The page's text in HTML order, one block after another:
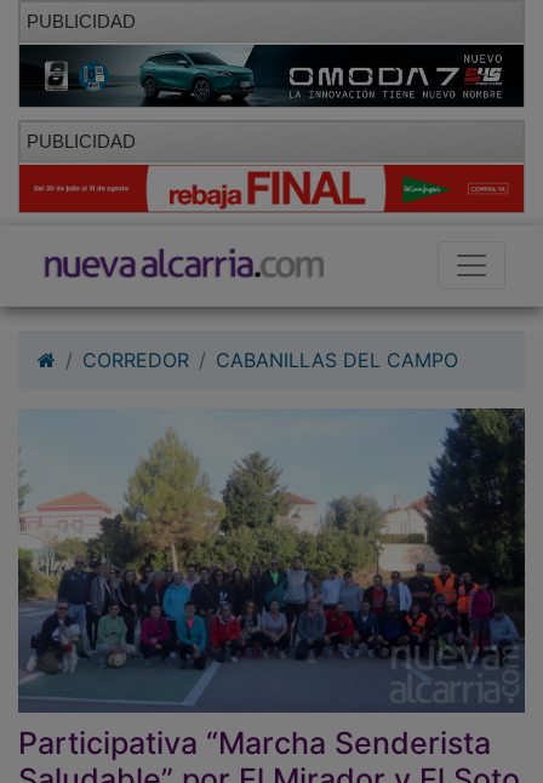
PUBLICIDAD
PUBLICIDAD
Participativa “Marcha Senderista
Saludable” por El Mirador y El Soto